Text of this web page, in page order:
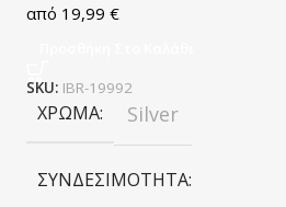
19,99€
SKU: IBR-19992
ΧΡΏΜΑ Silver
ΣΥΝΔΕΣΙΜΌΤΗΤΑ